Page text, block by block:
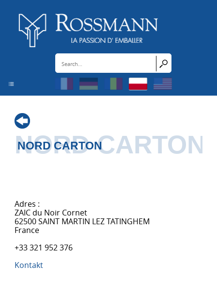
NORD CARTON
NORD CARTON
Adres :
ZAIC du Noir Cornet
62500 SAINT MARTIN LEZ TATINGHEM
France
+33 321 952 376
Kontakt